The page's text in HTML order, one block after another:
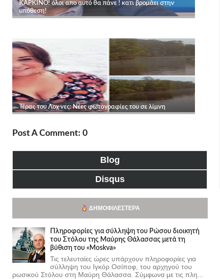
Post A Comment: 0
Blog
Disqus
ΔΗΜΟΦΙΛΈΣΤΕΡΑ
Πληροφορίες για σύλληψη του Ρώσου διοικητή
του Στόλου της Mαύρης Θάλασσας μετά τη
βύθιση του «Moskva»
Τις τελευταίες ώρες υπάρχουν πληροφορίες για
σύλληψη του Ιγκόρ Οσίποφ, του αρχηγού του
ρωσικού Στόλου στη Μαύρη Θάλασσα. Σύμφωνα με τις πλη...